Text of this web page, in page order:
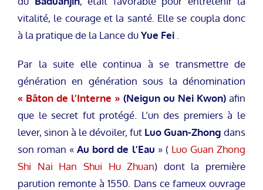
vitalité, le courage et la santé. Elle se coupla donc
à la pratique de la Lance duYue Fei
Par la suite elle continua à se transmettre de
génération en génération sous la dénomination
« Bâton de l’Interne » (Neigun ou Nei Kwon) afin
que le secret fut protégé. L’un des premiers à le
lever, sinon à le dévoiler, fut Luo Guan-Zhong dans
son roman «Au bord de l’Eau » ( Luo Guan Zhong
Shi Nai Han Shui Hu Zhuan) dont la première
parution remonte à 1550. Dans ce fameux ouvrage